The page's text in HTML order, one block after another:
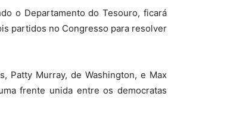
o Departamento do Tesouro, ficará
partidos no Congresso para resolver
Patty Murray, de Washington, e Max
frente unida entre os democratas